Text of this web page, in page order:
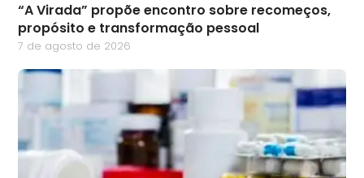
“A Virada” propõe encontro sobre recomeços,
propósito e transformação pessoal
7 de agosto de 2026